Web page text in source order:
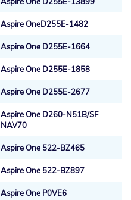
Aspire OneD255E-1482
Aspire One D255E-1664
Aspire One D255E-1858
Aspire One D255E-2677
Aspire One D260-N51B/SF
NAV70
Aspire One 522-BZ465
Aspire One 522-BZ897
Aspire One P0VE6